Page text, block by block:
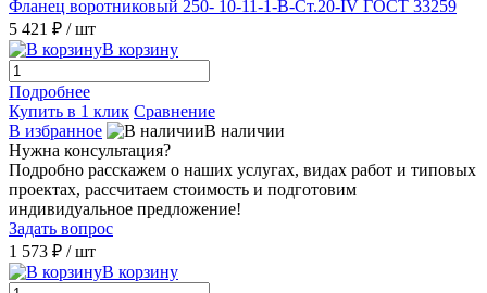
Фланец воротниковый 250- 10-11-1-В-Ст.20-IV ГОСТ 33259
5 421 ₽ / шт
В корзину
Подробнее
Купить в 1 клик Сравнение
В избранное
В наличии
Нужна консультация?
Подробно расскажем о наших услугах, видах работ и типовых
проектах, рассчитаем стоимость и подготовим
индивидуальное предложение!
Задать вопрос
1 573 ₽ / шт
В корзину